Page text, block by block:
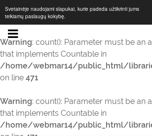
Svetainėje naudojami slapukai, kurie padeda užtikrinti jums
teikiamų paslaugų kokybę.
Warning: count(): Parameter must be an
that implements Countable in
/home/webmar14/public_html/
on line 471
Warning: count(): Parameter must be an
that implements Countable in
/home/webmar14/public_html/